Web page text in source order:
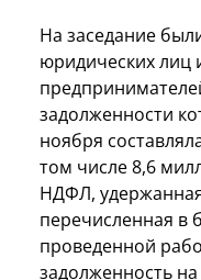
На заседание
юридических лиц
задолженности
ноября
том числе 8,6
НДФЛ,
перечисленная в
проведенной
задолженность